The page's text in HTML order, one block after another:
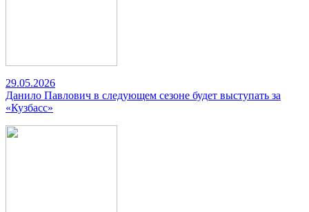
29.05.2026
Данило Павлович в следующем сезоне будет выступать за
«Кузбасс»